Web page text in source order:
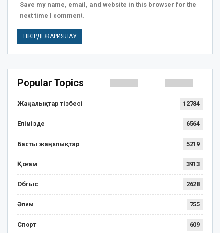
Save my name, email, and website in this browser for the
next time I comment.
Popular Topics
Жаңалықтар тізбесі 12784
Елімізде 6564
Басты жаңалықтар 5219
Қоғам 3913
Облыс 2628
Әлем 755
Спорт 609